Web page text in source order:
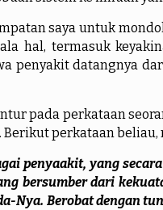
saya untuk mondok
hal, termasuk
penyakit datangnya
perkataan
. Berikut perkataan
penyaakit, yang
bersumber dari
Nya. Berobat dengan